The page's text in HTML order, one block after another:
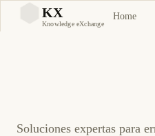
KX
Knowledge eXchange
Home
Guía
Soluciones expertas para